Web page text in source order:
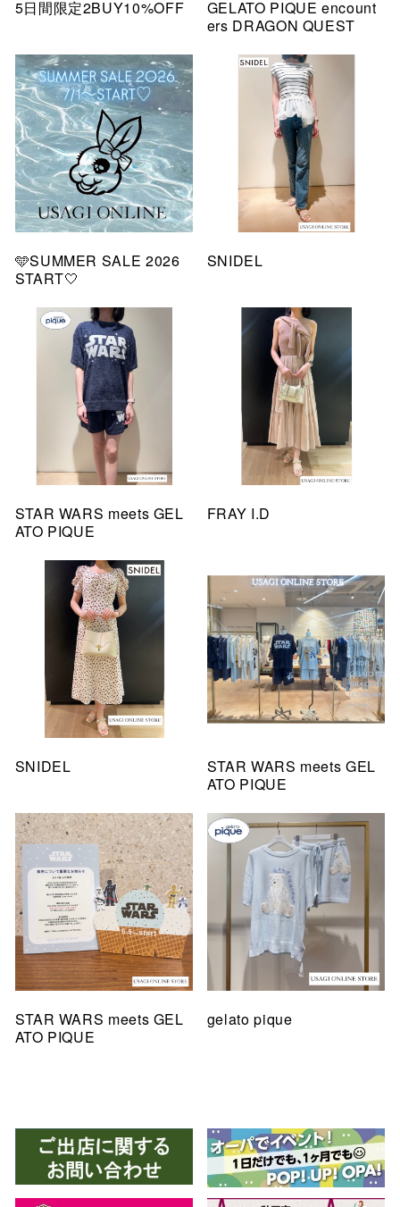
5日間限定2BUY10%OFF
GELATO PIQUE encount
ers DRAGON QUEST
🩵SUMMER SALE 2026
START🤍
SNIDEL
STAR WARS meets GEL
ATO PIQUE
FRAY I.D
SNIDEL
STAR WARS meets GEL
ATO PIQUE
STAR WARS meets GEL
ATO PIQUE
gelato pique